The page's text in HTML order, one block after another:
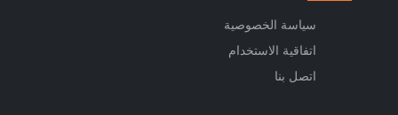
سياسة الخصوصية
اتفاقية الاستخدام
اتصل بنا